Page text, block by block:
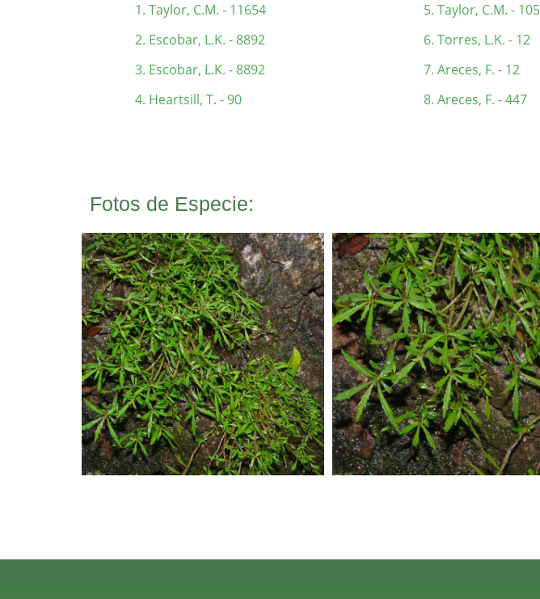
Taylor, C.M. - 11654
Escobar, L.K. - 8892
Escobar, L.K. - 8892
Heartsill, T. - 90
Taylor, C.M. -
Torres, L.K. - 12
Areces, F. - 12
Areces, F. - 447
Fotos de Especie: